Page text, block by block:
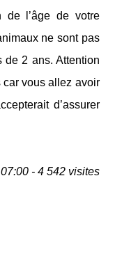
de l’âge de votre
ne sont pas
de 2 ans. Attention
car vous allez avoir
d’assurer
- 4 542 visites